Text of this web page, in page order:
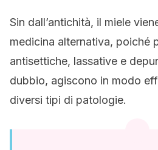
Sin dall’antichità, il miele
medicina alternativa, poiché
antisettiche, lassative e
dubbio, agiscono in modo
diversi tipi di patologie.